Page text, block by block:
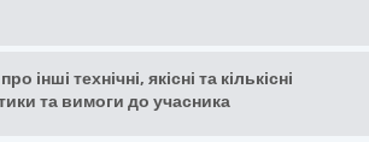
інші технічні, якісні та кількісні
та вимоги до учасника